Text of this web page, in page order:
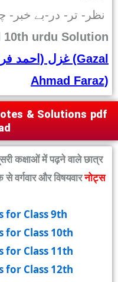
10th urdu Solution
Ahmad Faraz)
& Solutions pdf
कक्षाओं में पढ़ने वाले छात्र
वर्गवार और विषयवारनोट्स
for Class 9th
for Class 10th
for Class 11th
for Class 12th